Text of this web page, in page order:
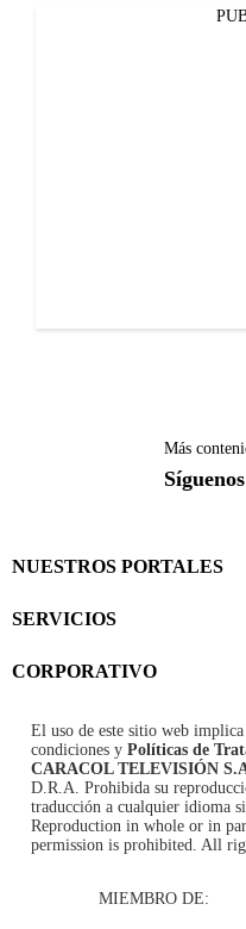
Más
NUESTROS PORTALES
SERVICIOS
CORPORATIVO
El uso de este sitio web
condiciones y Políticas de
CARACOL TELEVISIÓN
D.R.A. Prohibida su
traducción a cualquier idioma
Reproduction in whole or in
permission is prohibited. All
MIEMBRO DE: